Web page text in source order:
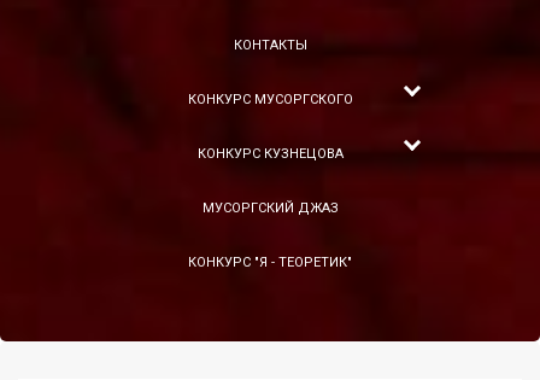
КОНТАКТЫ
КОНКУРС МУСОРГСКОГО
КОНКУРС КУЗНЕЦОВА
МУСОРГСКИЙ ДЖАЗ
КОНКУРС "Я - ТЕОРЕТИК"